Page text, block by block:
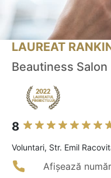
LAUREAT
Beautiness Salon
8
Voluntari, Str. Emil
Afișează